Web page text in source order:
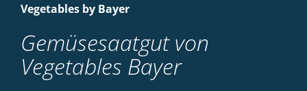
Vegetables by Bayer
Gemüsesaatgut von
Vegetables Bayer